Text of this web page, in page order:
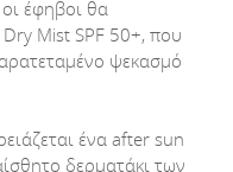
έφηβοι θα
Mist SPF 50+, που
ψεκασμό
ένα after sun
δερματάκι των